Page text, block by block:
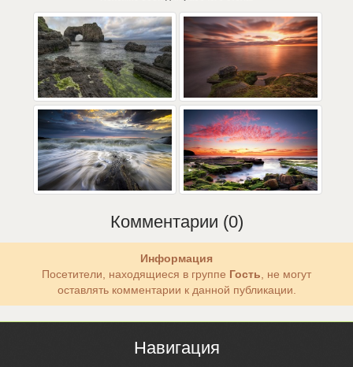
Комментарии (0)
Информация
Посетители, находящиеся в группе Гость , не могут
оставлять комментарии к данной публикации.
Навигация